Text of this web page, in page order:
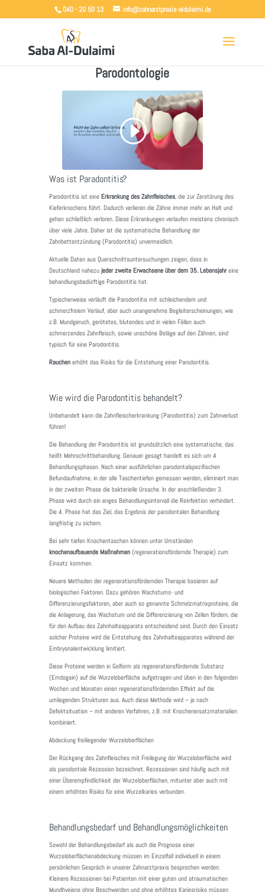
040 - 20 50 13 info@zahnarztpraxis-aldulaimi.de
Parodontologie
Was ist Paradontitis?
Parodontitis ist eine Erkrankung des Zahnfleisches, die zur Zerstörung des
Kieferknochens führt. Dadurch verlieren die Zähne immer mehr an Halt und
gehen schließlich verloren. Diese Erkrankungen verlaufen meistens chronisch
über viele Jahre. Daher ist die systematische Behandlung der
Zahnbettentzündung (Parodontitis) unvermeidlich.
Aktuelle Daten aus Querschnittsuntersuchungen zeigen, dass in
Deutschland nahezu jeder zweite Erwachsene über dem 35. Lebensjahreine
behandlungsbedürftige Parodontitis hat.
Typischerweise verläuft die Parodontitis mit schleichendem und
schmerzfreiem Verlauf, aber auch unangenehme Begleiterscheinungen, wie
z.B. Mundgeruch, gerötetes, blutendes und in vielen Fällen auch
schmerzendes Zahnfleisch, sowie unschöne Beläge auf den Zähnen, sind
typisch für eine Parodontitis.
Rauchenerhöht das Risiko für die Entstehung einer Parodontitis.
Wie wird die Parodontitis behandelt?
Unbehandelt kann die Zahnfleischerkrankung (Parodontitis) zum Zahnverlust
führen!
Die Behandlung der Parodontitis ist grundsätzlich eine systematische, das
heißt Mehrschrittbehandlung. Genauer gesagt handelt es sich um 4
Behandlungsphasen. Nach einer ausführlichen parodontalspezifischen
Befundaufnahme, in der alle Taschentiefen gemessen werden, eliminiert man
in der zweiten Phase die bakterielle Ursache. In der anschließenden 3.
Phase wird durch ein enges Behandlungsintervall die Reinfektion verhindert.
Die 4. Phase hat das Ziel, das Ergebnis der parodontalen Behandlung
langfristig zu sichern.
Bei sehr tiefen Knochentaschen können unter Umständen
knochenaufbauende Maßnahmen(regenerationsfördernde Therapie) zum
Einsatz kommen.
Neuere Methoden der regenerationsfördernden Therapie basieren auf
biologischen Faktoren. Dazu gehören Wachstums- und
Differenzierungsfaktoren, aber auch so genannte Schmelzmatrixproteine, die
die Anlagerung, das Wachstum und die Differenzierung von Zellen fördern, die
für den Aufbau des Zahnhalteapparats entscheidend sind. Durch den Einsatz
solcher Proteine wird die Entstehung des Zahnhalteapparates während der
Embryonalentwicklung limitiert.
Diese Proteine werden in Gelform als regenerationsfördernde Substanz
(Emdogain) auf die Wurzeloberfläche aufgetragen und üben in den folgenden
Wochen und Monaten einen regenerationsfördernden Effekt auf die
umliegenden Strukturen aus. Auch diese Methode wird – je nach
Defektsituation – mit anderen Verfahren, z.B. mit Knochenersatzmaterialien
kombiniert.
Abdeckung freiliegender Wurzeloberflächen
Der Rückgang des Zahnfleisches mit Freilegung der Wurzeloberfläche wird
als parodontale Rezession bezeichnet. Rezessionen sind häufig auch mit
einer Überempfindlichkeit der Wurzeloberflächen, mitunter aber auch mit
einem erhöhten Risiko für eine Wurzelkaries verbunden.
Behandlungsbedarf und Behandlungsmöglichkeiten
Sowohl der Behandlungsbedarf als auch die Prognose einer
Wurzeloberflächenabdeckung müssen im Einzelfall individuell in einem
persönlichen Gespräch in unserer Zahnarztpraxis besprochen werden.
Kleinere Rezessionen bei Patienten mit einer guten und atraumatischen
Mundhygiene ohne Beschwerden und ohne erhöhtes Kariesrisiko müssen